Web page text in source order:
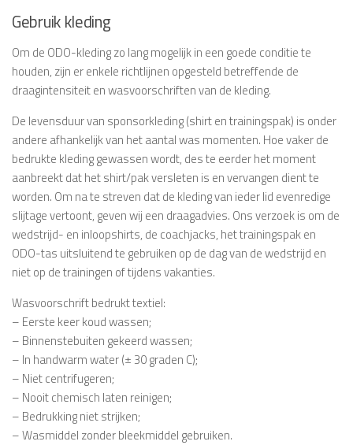
Gebruik kleding
Om de ODO-kleding zo lang mogelijk in een goede conditie te
houden, zijn er enkele richtlijnen opgesteld betreffende de
draagintensiteit en wasvoorschriften van de kleding.
De levensduur van sponsorkleding (shirt en trainingspak) is onder
andere afhankelijk van het aantal was momenten. Hoe vaker de
bedrukte kleding gewassen wordt, des te eerder het moment
aanbreekt dat het shirt/pak versleten is en vervangen dient te
worden. Om na te streven dat de kleding van ieder lid evenredige
slijtage vertoont, geven wij een draagadvies. Ons verzoek is om de
wedstrijd- en inloopshirts, de coachjacks, het trainingspak en
ODO-tas uitsluitend te gebruiken op de dag van de wedstrijd en
niet op de trainingen of tijdens vakanties.
Wasvoorschrift bedrukt textiel:
– Eerste keer koud wassen;
– Binnenstebuiten gekeerd wassen;
– In handwarm water (± 30 graden C);
– Niet centrifugeren;
– Nooit chemisch laten reinigen;
– Bedrukking niet strijken;
– Wasmiddel zonder bleekmiddel gebruiken.